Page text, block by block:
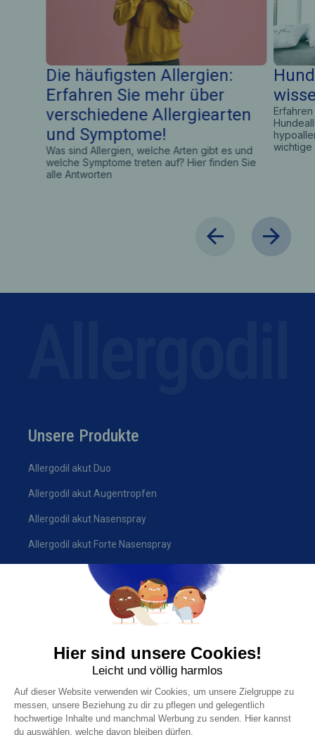
Die häufigsten Allergien:
Erfahren Sie mehr über
verschiedene Allergiearten
und Symptome!
Was sind Allergien, welche Arten gibt es und
welche Symptome treten auf? Hier finden Sie
alle Antworten
wichtige
Unsere Produkte
Allergodil akut Duo
Allergodil akut Augentropfen
Allergodil akut Nasenspray
Allergodil akut Forte Nasenspray
Häufig gestellte Fragen
Was verursacht Heuschnupfen?
Wie kann ich Heuschnupfen behandeln?
Rechtliche Informationen